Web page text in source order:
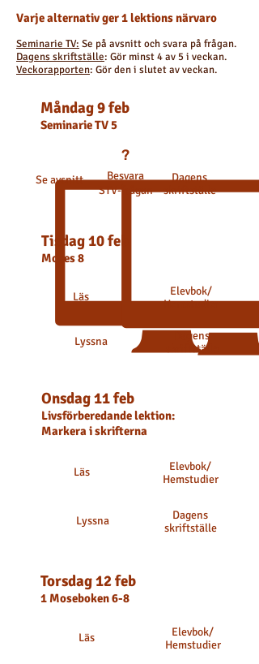
Varje alternativ ger 1 lektions närvaro
Seminarie TV: Se på avsnitt och svara på frågan.
Dagens skriftställe: Gör minst 4 av 5 i veckan.
Veckorapporten: Gör den i slutet av veckan.
Måndag 9 feb
SeminarieTV 5
Se avsnitt
?
Besvara
STV-frågan
Dagens
skriftställe
Tisdag 10 feb
Moses 8
Läs Elevbok/
Hemstudier
Lyssna
Dagens
skriftställe
Onsdag 11 feb
Livsförberedande lektion:
Markera i skrifterna
Läs Elevbok/
Hemstudier
Lyssna
Dagens
skriftställe
Torsdag 12 feb
1 Moseboken 6-8
Läs Elevbok/
Hemstudier